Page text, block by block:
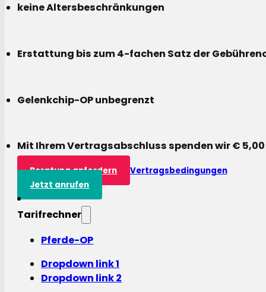
keine Altersbeschränkungen
Erstattung bis zum 4-fachen Satz der
Gelenkchip-OP unbegrenzt
Mit Ihrem Vertragsabschluss spenden wir €
Beratung anfordern
Vertragsbedingungen
Jetzt anrufen
Tarifrechner
Pferde-OP
Dropdown link 1
Dropdown link 2